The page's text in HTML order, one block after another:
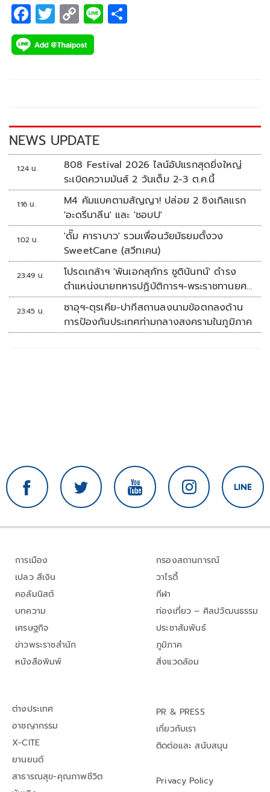
F
ac
e
k
T
wi
tt
C
o
p
k
Li
NEWS UPDATE
1:24 น.
808 Festival 2026 ไลน์อัปแรกสุดยิ่งใหญ่
ระเบิดความมันส์ 2 วันเต็ม 2-3 ต.ค.นี้
1:16 น.
M4 คัมแบคตามสัญญา! ปล่อย 2 ซิงเกิลแรก
'อะดรีนาลีน' และ 'ชอบU'
1:02 น.
'ดั๊ม คาราบาว' รวมเพื่อนวัยมัธยมตั้งวง
SweetCane (สวีทเคน)
23:49 น.
โปรดเกล้าฯ 'พันเอกสุภัทร ชูตินันทน์' ดำรง
ตำแหน่งนายทหารปฏิบัติการฯ-พระราชทานยศ
'พลตรี'
23:45 น.
ซาอุฯ-ตุรเคีย-ปากีสถานลงนามข้อตกลงด้าน
การป้องกันประเทศท่ามกลางสงครามในภูมิภาค
การเมือง
เปลว สีเงิน
คอลัมนิสต์
บทความ
เศรษฐกิจ
ข่าวพระราชสำนัก
หนังสือพิมพ์
กรองสถานการณ์
วาไรตี้
กีฬา
ท่องเที่ยว – ศิลปวัฒนธรรม
ประชาสัมพันธ์
ภูมิภาค
สิ่งแวดล้อม
ต่างประเทศ
อาชญากรรม
X-CITE
ยานยนต์
สาธารณสุข-คุณภาพชีวิต
PR & PRESS
เกี่ยวกับเรา
ติดต่อและ สนับสนุน
Privacy Policy